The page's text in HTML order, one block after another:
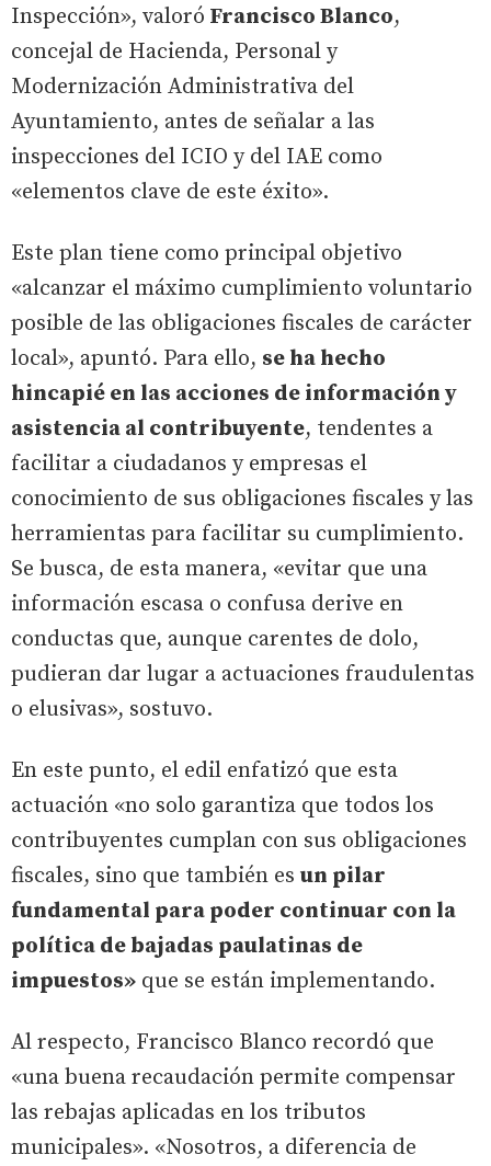
Inspección», valoró Francisco Blanco,
concejal de Hacienda, Personal y
Modernización Administrativa del
Ayuntamiento, antes de señalar a las
inspecciones del ICIO y del IAE como
«elementos clave de este éxito».
Este plan tiene como principal objetivo
«alcanzar el máximo cumplimiento voluntario
posible de las obligaciones fiscales de carácter
local», apuntó. Para ello, se ha hecho
hincapié en las acciones de información y
asistencia al contribuyente, tendentes a
facilitar a ciudadanos y empresas el
conocimiento de sus obligaciones fiscales y las
herramientas para facilitar su cumplimiento.
Se busca, de esta manera, «evitar que una
información escasa o confusa derive en
conductas que, aunque carentes de dolo,
pudieran dar lugar a actuaciones fraudulentas
o elusivas», sostuvo.
En este punto, el edil enfatizó que esta
actuación «no solo garantiza que todos los
contribuyentes cumplan con sus obligaciones
fiscales, sino que también es un pilar
fundamental para poder continuar con la
política de bajadas paulatinas de
impuestos» que se están implementando.
Al respecto, Francisco Blanco recordó que
«una buena recaudación permite compensar
las rebajas aplicadas en los tributos
municipales». «Nosotros, a diferencia de